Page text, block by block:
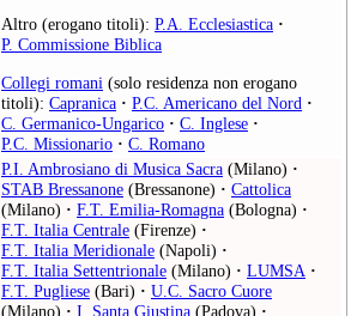
Altro (erogano titoli): P.A. Ecclesiastica ·
P. Commissione Biblica
Collegi romani (solo residenza non erogano
titoli): Capranica · P.C. Americano del Nord ·
C. Germanico-Ungarico · C. Inglese ·
P.C. Missionario · C. Romano
P.I. Ambrosiano di Musica Sacra (Milano) ·
STAB Bressanone (Bressanone) · Cattolica
(Milano) · F.T. Emilia-Romagna (Bologna) ·
F.T. Italia Centrale (Firenze) ·
F.T. Italia Meridionale (Napoli) ·
F.T. Italia Settentrionale (Milano) · LUMSA ·
F.T. Pugliese (Bari) · U.C. Sacro Cuore
(Milano) · I. Santa Giustina (Padova) ·